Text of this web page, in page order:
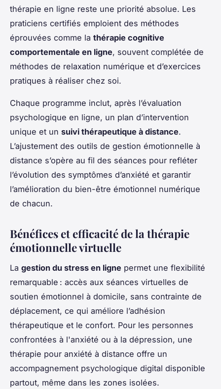
thérapie en ligne reste une priorité absolue. Les
praticiens certifiés emploient des méthodes
éprouvées comme la thérapie cognitive
comportementale en ligne, souvent complétée de
méthodes de relaxation numérique et d’exercices
pratiques à réaliser chez soi.
Chaque programme inclut, après l’évaluation
psychologique en ligne, un plan d’intervention
unique et un suivi thérapeutique à distance.
L’ajustement des outils de gestion émotionnelle à
distance s’opère au fil des séances pour refléter
l’évolution des symptômes d’anxiété et garantir
l’amélioration du bien-être émotionnel numérique
de chacun.
Bénéfices et efficacité de la thérapie
émotionnelle virtuelle
La gestion du stress en ligne permet une flexibilité
remarquable : accès aux séances virtuelles de
soutien émotionnel à domicile, sans contrainte de
déplacement, ce qui améliore l’adhésion
thérapeutique et le confort. Pour les personnes
confrontées à l'anxiété ou à la dépression, une
thérapie pour anxiété à distance offre un
accompagnement psychologique digital disponible
partout, même dans les zones isolées.